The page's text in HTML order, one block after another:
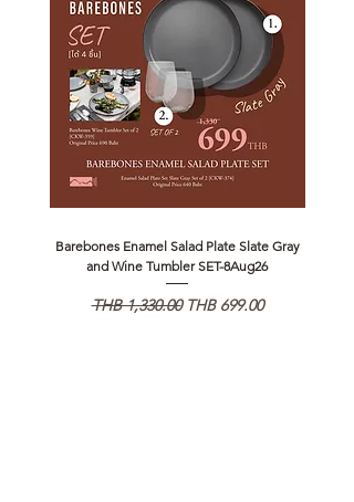
Barebones Enamel Salad Plate Slate Gray
and Wine Tumbler SET-8Aug26
Regular Price
THB 1,330.00 Sale Price
THB 699.00